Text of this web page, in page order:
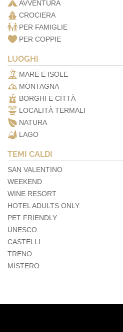
AVVENTURA
CROCIERA
PER FAMIGLIE
PER COPPIE
LUOGHI
MARE E ISOLE
MONTAGNA
BORGHI E CITTÀ
LOCALITÀ TERMALI
NATURA
LAGO
TEMI CALDI
SAN VALENTINO
WEEKEND
WINE RESORT
HOTEL ADULTS ONLY
PET FRIENDLY
UNESCO
CASTELLI
TRENO
MISTERO